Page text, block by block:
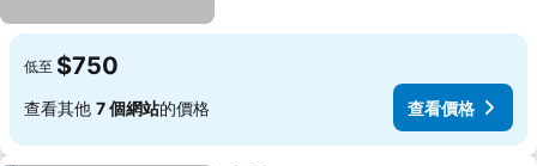
低至 $750
查看其他 7 個網站的價格 查看價格